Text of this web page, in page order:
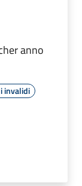
anno
invalidi